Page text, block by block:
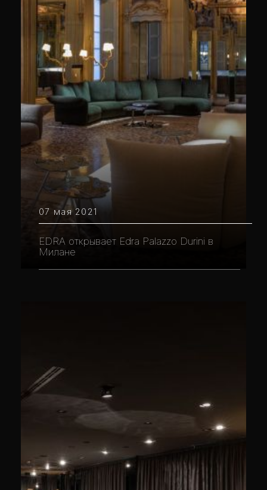
07 мая 2021
EDRA открывает Edra Palazzo Durini в
Милане